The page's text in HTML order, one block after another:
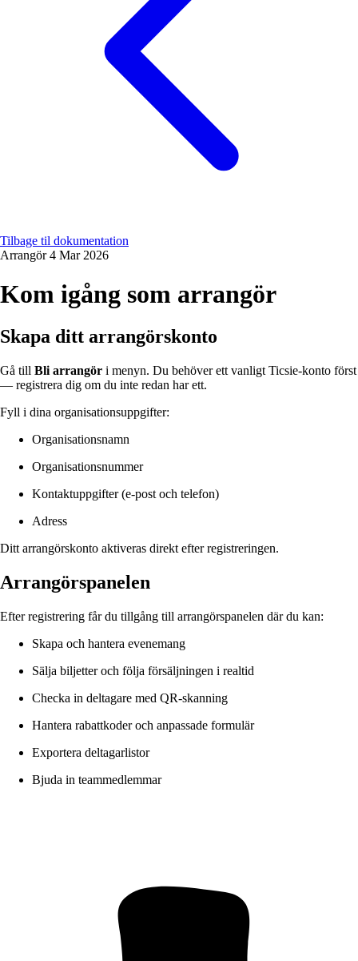
Tilbage til dokumentation
Arrangör 4 Mar 2026
Kom igång som arrangör
Skapa ditt arrangörskonto
Gå till Bli arrangör i menyn. Du behöver ett vanligt Ticsie-konto först
— registrera dig om du inte redan har ett.
Fyll i dina organisationsuppgifter:
Organisationsnamn
Organisationsnummer
Kontaktuppgifter (e-post och telefon)
Adress
Ditt arrangörskonto aktiveras direkt efter registreringen.
Arrangörspanelen
Efter registrering får du tillgång till arrangörspanelen där du kan:
Skapa och hantera evenemang
Sälja biljetter och följa försäljningen i realtid
Checka in deltagare med QR-skanning
Hantera rabattkoder och anpassade formulär
Exportera deltagarlistor
Bjuda in teammedlemmar